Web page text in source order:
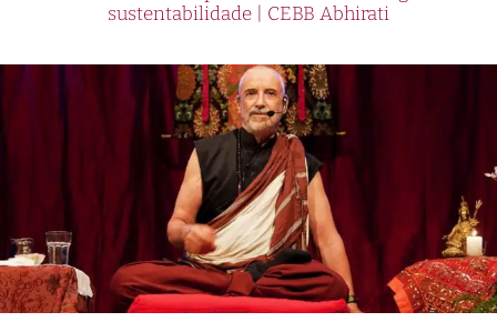
sustentabilidade | CEBB Abhirati